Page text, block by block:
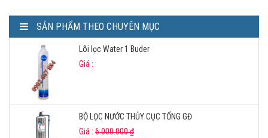
SẢN PHẨM THEO CHUYÊN MỤC
Lõi lọc Water 1 Buder
Giá :
BỘ LỌC NƯỚC THỦY CỤC TỔNG GĐ
Giá : 6.000.000₫